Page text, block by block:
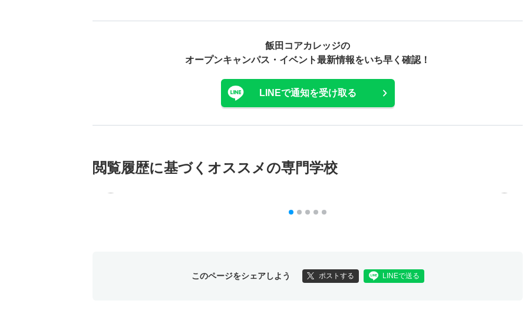
飯田コアカレッジの
オープンキャンパス・ イベント最新情報をいち早く確認！
LINEで通知を受け取る
閲覧履歴に基づく オススメの専門学校
このページをシェアしよう ポストする LINEで送る